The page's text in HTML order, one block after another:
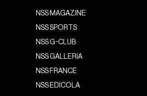
NSS MAGAZINE
NSS SPORTS
NSS G-CLUB
NSS GALLERIA
NSS FRANCE
NSS EDICOLA